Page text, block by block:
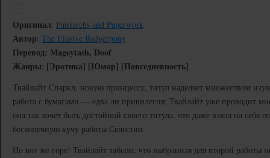
Оригинал: Patriarchs and Paperwork
Автор: The Elusive Badgerpony
Перевод: Mageytash, Doof
Жанры: [Эротика] [Юмор] [Повседневность]
Твайлайт Спаркл, новую принцессу, титул наделяет множеством
работа с бумагами — едва ли привилегия; Твайлайт уже проводит
она так хочет быть достойной своего титула, что даже взяла на себя
бесконечную кучу работы Селестии.
Но вот же горе! Твайлайт забыла, что выбранная для второй работы